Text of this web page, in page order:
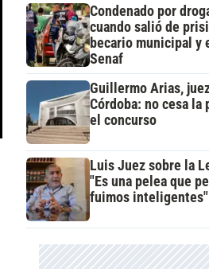
Condenado por
cuando salió de
becario municipal y
Senaf
Guillermo Arias,
Córdoba: no cesa la
el concurso
Luis Juez sobre la
"Es una pelea que
fuimos inteligentes"